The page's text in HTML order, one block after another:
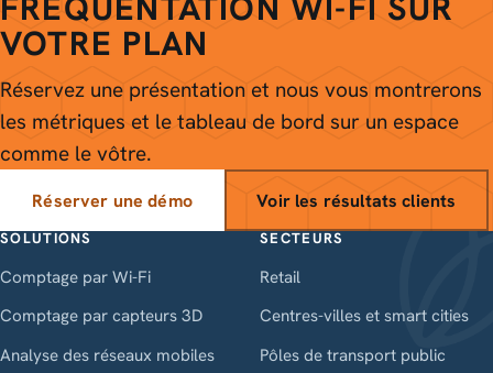
VOTRE PLAN
Réservez une présentation et nous vous montrerons
les métriques et le tableau de bord sur un espace
comme le vôtre.
Réserver une démo Voir les résultats clients
SOLUTIONS
Comptage par Wi-Fi
Comptage par capteurs 3D
Analyse des réseaux mobiles
SECTEURS
Retail
Centres-villes et smart cities
Pôles de transport public